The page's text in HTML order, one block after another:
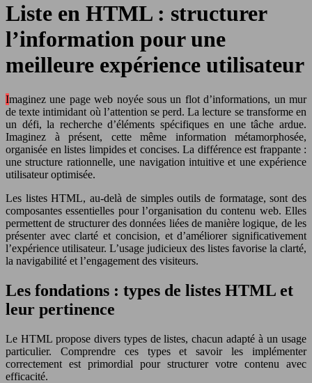
Liste en HTML : structurer
l’information pour une
meilleure expérience utilisateur
Imaginez une page web noyée sous un flot d’informations, un mur
de texte intimidant où l’attention se perd. La lecture se transforme en
un défi, la recherche d’éléments spécifiques en une tâche ardue.
Imaginez à présent, cette même information métamorphosée,
organisée en listes limpides et concises. La différence est frappante :
une structure rationnelle, une navigation intuitive et une expérience
utilisateur optimisée.
Les listes HTML, au-delà de simples outils de formatage, sont des
composantes essentielles pour l’organisation du contenu web. Elles
permettent de structurer des données liées de manière logique, de les
présenter avec clarté et concision, et d’améliorer significativement
l’expérience utilisateur. L’usage judicieux des listes favorise la clarté,
la navigabilité et l’engagement des visiteurs.
Les fondations : types de listes HTML et
leur pertinence
Le HTML propose divers types de listes, chacun adapté à un usage
particulier. Comprendre ces types et savoir les implémenter
correctement est primordial pour structurer votre contenu avec
efficacité.